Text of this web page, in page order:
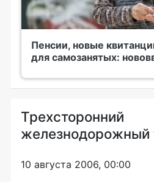
Пенсии, новые
для самозанятых:
Трехсторонний
железнодорожный
10 августа 2006, 00:00